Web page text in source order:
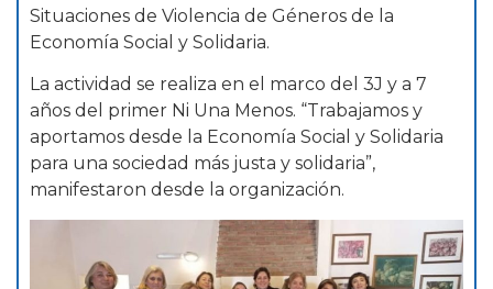
Situaciones de Violencia de Géneros de la
Economía Social y Solidaria.
La actividad se realiza en el marco del 3J y a 7
años del primer Ni Una Menos. “Trabajamos y
aportamos desde la Economía Social y Solidaria
para una sociedad más justa y solidaria”,
manifestaron desde la organización.